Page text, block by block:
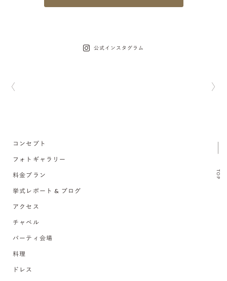
公式インスタグラム
TOP
コンセプト
フォトギャラリー
料金プラン
挙式レポート & ブログ
アクセス
チャペル
パーティ会場
料理
ドレス